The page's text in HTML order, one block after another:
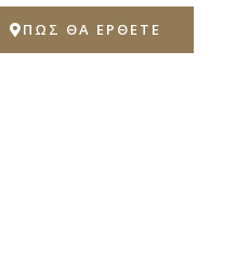
ΠΏΣ ΘΑ ΈΡΘΕΤΕ